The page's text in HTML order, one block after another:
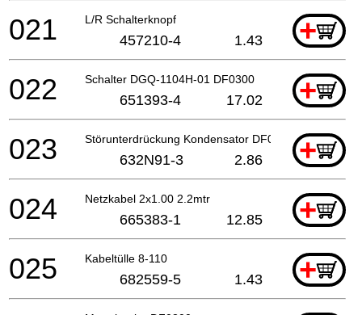
L/R Schalterknopf +
021 457210-4 1.43
Schalter DGQ-1104H-01 DF0300 +
022 651393-4 17.02
Störunterdrückung Kondensator DF0300 +
023 632N91-3 2.86
Netzkabel 2x1.00 2.2mtr +
024 665383-1 12.85
Kabeltülle 8-110 +
025 682559-5 1.43